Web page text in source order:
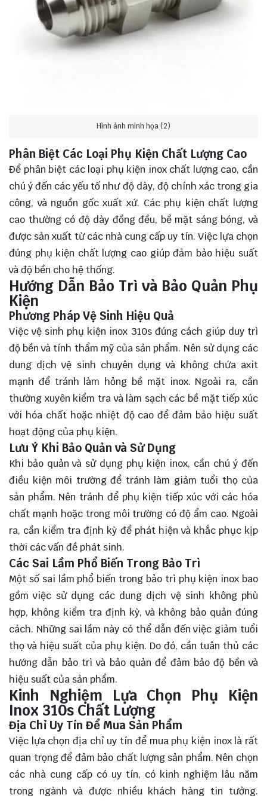
Hình ảnh minh họa (2)
Phân Biệt Các Loại Phụ Kiện Chất Lượng Cao
Để phân biệt các loại phụ kiện inox chất lượng cao, cần
chú ý đến các yếu tố như độ dày, độ chính xác trong gia
công, và nguồn gốc xuất xứ. Các phụ kiện chất lượng
cao thường có độ dày đồng đều, bề mặt sáng bóng, và
được sản xuất từ các nhà cung cấp uy tín. Việc lựa chọn
đúng phụ kiện chất lượng cao giúp đảm bảo hiệu suất
và độ bền cho hệ thống.
Hướng Dẫn Bảo Trì và Bảo Quản Phụ
Kiện
Phương Pháp Vệ Sinh Hiệu Quả
Việc vệ sinh phụ kiện inox 310s đúng cách giúp duy trì
độ bền và tính thẩm mỹ của sản phẩm. Nên sử dụng các
dung dịch vệ sinh chuyên dụng và không chứa axit
mạnh để tránh làm hỏng bề mặt inox. Ngoài ra, cần
thường xuyên kiểm tra và làm sạch các bề mặt tiếp xúc
với hóa chất hoặc nhiệt độ cao để đảm bảo hiệu suất
hoạt động của phụ kiện.
Lưu Ý Khi Bảo Quản và Sử Dụng
Khi bảo quản và sử dụng phụ kiện inox, cần chú ý đến
điều kiện môi trường để tránh làm giảm tuổi thọ của
sản phẩm. Nên tránh để phụ kiện tiếp xúc với các hóa
chất mạnh hoặc trong môi trường có độ ẩm cao. Ngoài
ra, cần kiểm tra định kỳ để phát hiện và khắc phục kịp
thời các vấn đề phát sinh.
Các Sai Lầm Phổ Biến Trong Bảo Trì
Một số sai lầm phổ biến trong bảo trì phụ kiện inox bao
gồm việc sử dụng các dung dịch vệ sinh không phù
hợp, không kiểm tra định kỳ, và không bảo quản đúng
cách. Những sai lầm này có thể dẫn đến việc giảm tuổi
thọ và hiệu suất của phụ kiện. Do đó, cần tuân thủ các
hướng dẫn bảo trì và bảo quản để đảm bảo độ bền và
hiệu suất của sản phẩm.
Kinh Nghiệm Lựa Chọn Phụ Kiện
Inox 310s Chất Lượng
Địa Chỉ Uy Tín Để Mua Sản Phẩm
Việc lựa chọn địa chỉ uy tín để mua phụ kiện inox là rất
quan trọng để đảm bảo chất lượng sản phẩm. Nên chọn
các nhà cung cấp có uy tín, có kinh nghiệm lâu năm
trong ngành và được nhiều khách hàng tin tưởng.